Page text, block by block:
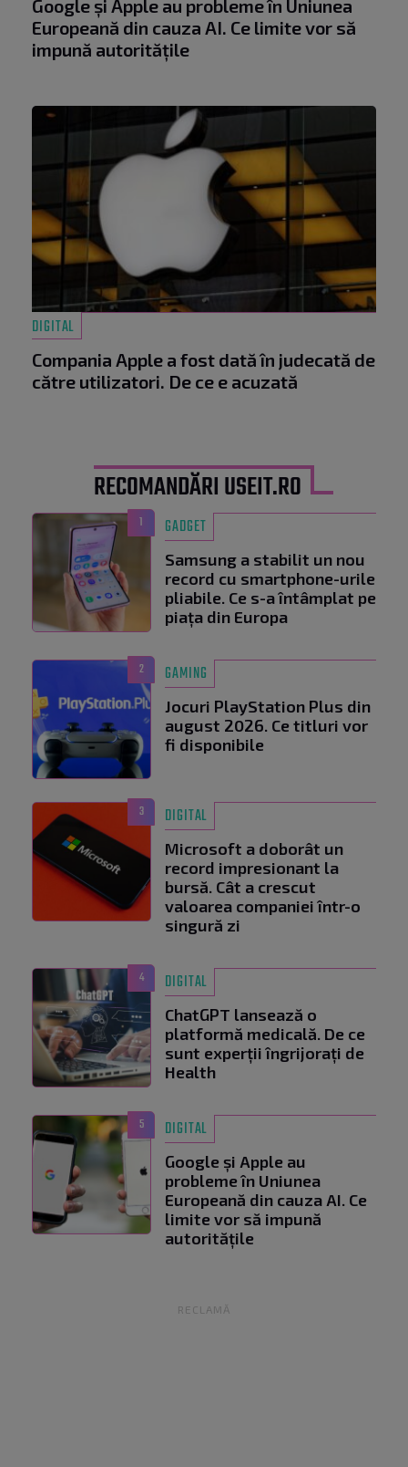
Google și Apple au probleme în Uniunea
Europeană din cauza AI. Ce limite vor să
impună autoritățile
DIGITAL
Compania Apple a fost dată în judecată de
către utilizatori. De ce e acuzată
RECOMANDĂRI USEIT.RO
1 GADGET
Samsung a stabilit un nou
record cu smartphone-urile
pliabile. Ce s-a întâmplat pe
piața din Europa
2 GAMING
Jocuri PlayStation Plus din
august 2026. Ce titluri vor
fi disponibile
3 DIGITAL
Microsoft a doborât un
record impresionant la
bursă. Cât a crescut
valoarea companiei într-o
singură zi
4 DIGITAL
ChatGPT lansează o
platformă medicală. De ce
sunt experții îngrijorați de
Health
5 DIGITAL
Google și Apple au
probleme în Uniunea
Europeană din cauza AI. Ce
limite vor să impună
autoritățile
RECLAMĂ